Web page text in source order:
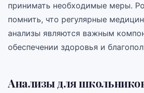
принимать необходимые меры.
помнить, что регулярные
анализы являются важным
обеспечении здоровья и
Анализы для